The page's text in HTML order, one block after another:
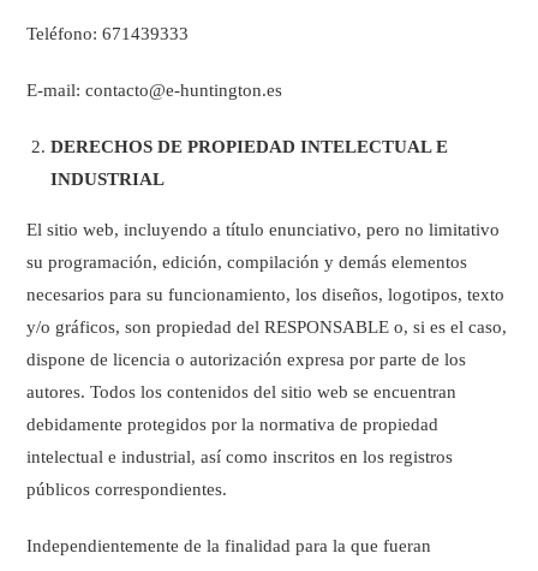
Teléfono: 671439333
E-mail: contacto@e-huntington.es
DERECHOS DE PROPIEDAD INTELECTUAL E
INDUSTRIAL
El sitio web, incluyendo a título enunciativo, pero no limitativo
su programación, edición, compilación y demás elementos
necesarios para su funcionamiento, los diseños, logotipos, texto
y/o gráficos, son propiedad del RESPONSABLE o, si es el caso,
dispone de licencia o autorización expresa por parte de los
autores. Todos los contenidos del sitio web se encuentran
debidamente protegidos por la normativa de propiedad
intelectual e industrial, así como inscritos en los registros
públicos correspondientes.
Independientemente de la finalidad para la que fueran